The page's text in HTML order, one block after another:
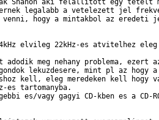
Shanon aki felallitott egy tetelt
legalabb a vetelezett jel
hogy a mintakbol az eredeti
elvileg 22kHz-es atvitelhez eleg
meg nehany problema, ezert
lekuzdesere, mint pl az hogy
kell, eleg meredeken kell hogy
es tartomanyba.
es/vagy gagyi CD-kben es a CD-